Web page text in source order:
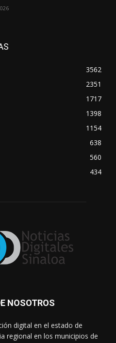
3562
2351
1717
1398
1154
638
560
434
NOSOTROS
digital en el estado de
regional en los municipios de